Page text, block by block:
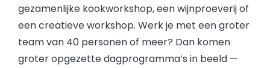
gezamenlijke kookworkshop, een wijnproeverij of
een creatieve workshop. Werk je met een groter
team van 40 personen of meer? Dan komen
groter opgezette dagprogramma’s in beeld —